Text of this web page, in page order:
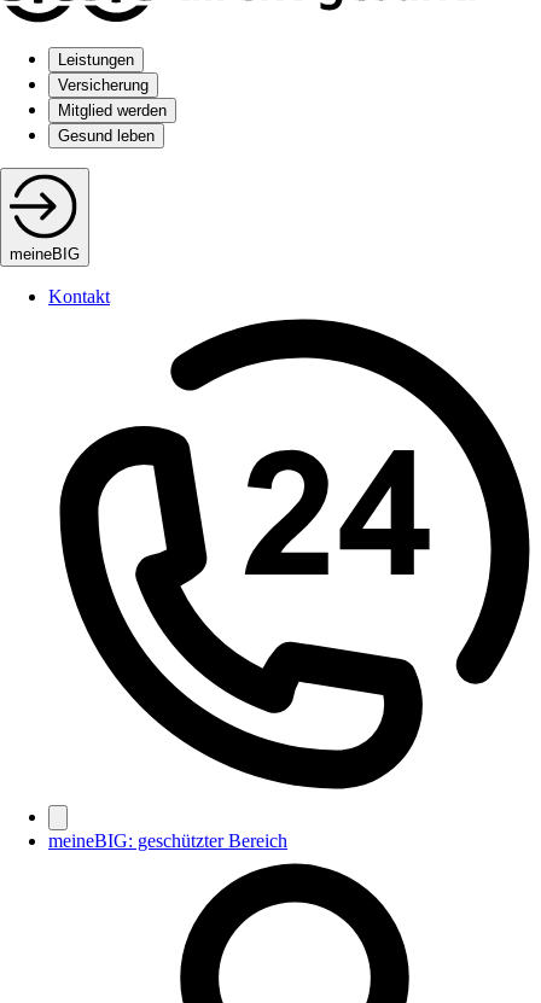
Leistungen
Versicherung
Mitglied werden
Gesund leben
meineBIG
Kontakt
meineBIG: geschützter Bereich